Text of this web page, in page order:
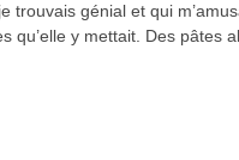
trouvais génial et qui
qu’elle y mettait. Des pâtes